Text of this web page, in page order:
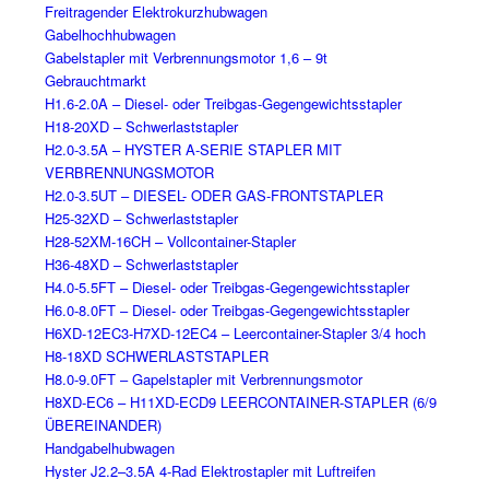
Freitragender Elektrokurzhubwagen
Gabelhochhubwagen
Gabelstapler mit Verbrennungsmotor 1,6 – 9t
Gebrauchtmarkt
H1.6-2.0A – Diesel- oder Treibgas-Gegengewichtsstapler
H18-20XD – Schwerlaststapler
H2.0-3.5A – HYSTER A-SERIE STAPLER MIT
VERBRENNUNGSMOTOR
H2.0-3.5UT – DIESEL- ODER GAS-FRONTSTAPLER
H25-32XD – Schwerlaststapler
H28-52XM-16CH – Vollcontainer-Stapler
H36-48XD – Schwerlaststapler
H4.0-5.5FT – Diesel- oder Treibgas-Gegengewichtsstapler
H6.0-8.0FT – Diesel- oder Treibgas-Gegengewichtsstapler
H6XD-12EC3-H7XD-12EC4 – Leercontainer-Stapler 3/4 hoch
H8-18XD SCHWERLASTSTAPLER
H8.0-9.0FT – Gapelstapler mit Verbrennungsmotor
H8XD-EC6 – H11XD-ECD9 LEERCONTAINER-STAPLER (6/9
ÜBEREINANDER)
Handgabelhubwagen
Hyster J2.2–3.5A 4-Rad Elektrostapler mit Luftreifen